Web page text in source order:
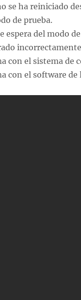
se ha reiniciado
de prueba.
espera del modo
con el sistema de
con el software de